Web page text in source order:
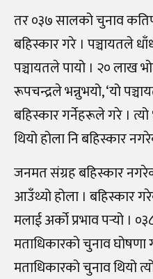
तर ०३७ सालको चुनाव
बहिस्कार गरे । पञ्चायतले
पञ्चायतले पायो । २० लाख
रूपचन्द्रले भन्नुभयो, ‘यो
बहिस्कार गर्नेहरूले गरे ।
थियो होला नि बहिस्कार
जनमत संग्रह बहिस्कार
आउँथ्यो होला । बहिस्कार
मलाई अर्को प्रभाव पर्‍यो ।
मताधिकारको चुनाव घोषणा
मताधिकारको चुनाव थियो